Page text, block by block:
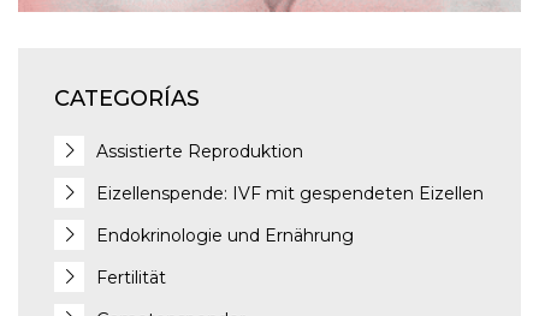
CATEGORÍAS
Assistierte Reproduktion
Eizellenspende: IVF mit gespendeten Eizellen
Endokrinologie und Ernährung
Fertilität